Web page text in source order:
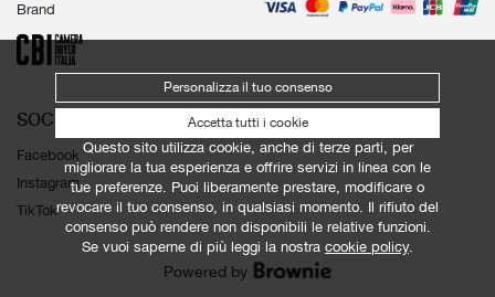
Brand
SOCIAL
Facebook
Instagram
TikTok
Powered by
Questo sito utilizza cookie, anche di terze parti, per
migliorare la tua esperienza e offrire servizi in linea con le
tue preferenze. Puoi liberamente prestare, modificare o
revocare il tuo consenso, in qualsiasi momento. Il rifiuto del
consenso può rendere non disponibili le relative funzioni.
Se vuoi saperne di più leggi la nostra cookie policy.
Accetta tutti i cookie
Personalizza il tuo consenso